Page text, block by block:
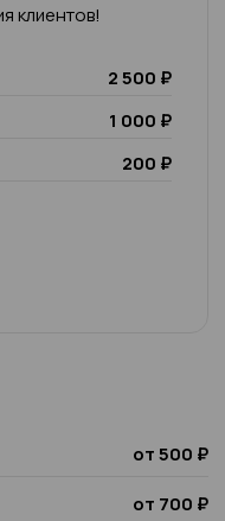
клиентов!
2 500 ₽
1 000 ₽
200 ₽
от 500 ₽
от 700 ₽